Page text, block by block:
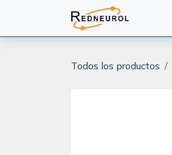
Todos los productos